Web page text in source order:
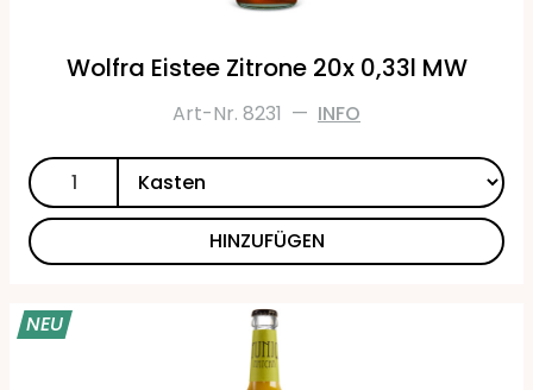
Wolfra Eistee Zitrone 20x 0,33l MW
Art-Nr. 8231 — INFO
HINZUFÜGEN
NEU